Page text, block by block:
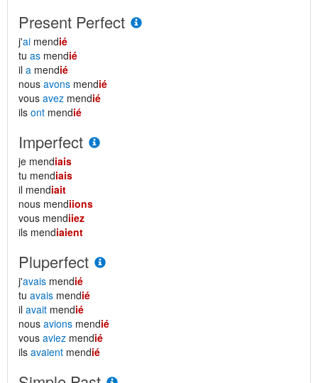
Present Perfect
j'ai mendié
tu as mendié
il a mendié
nous avons mendié
vous avez mendié
ils ont mendié
Imperfect
je mendiais
tu mendiais
il mendiait
nous mendiions
vous mendiiez
ils mendiaient
Pluperfect
j'avais mendié
tu avais mendié
il avait mendié
nous avions mendié
vous aviez mendié
ils avaient mendié